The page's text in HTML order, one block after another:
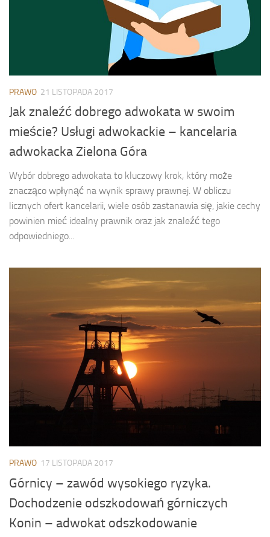
PRAWO 21 LISTOPADA 2017
Jak znaleźć dobrego adwokata w swoim
mieście? Usługi adwokackie – kancelaria
adwokacka Zielona Góra
Wybór dobrego adwokata to kluczowy krok, który może
znacząco wpłynąć na wynik sprawy prawnej. W obliczu
licznych ofert kancelarii, wiele osób zastanawia się, jakie cechy
powinien mieć idealny prawnik oraz jak znaleźć tego
odpowiedniego...
PRAWO 17 LISTOPADA 2017
Górnicy – zawód wysokiego ryzyka.
Dochodzenie odszkodowań górniczych
Konin – adwokat odszkodowanie